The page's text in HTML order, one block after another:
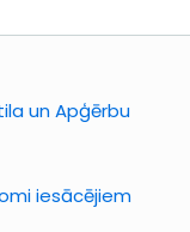
un Apģērbu
iesācējiem